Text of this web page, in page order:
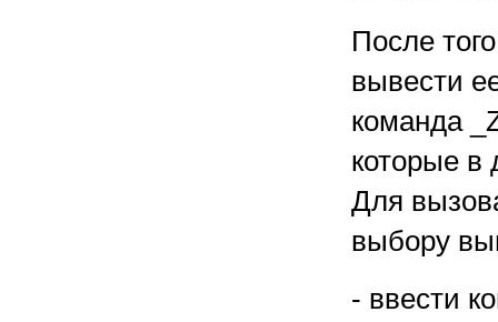
После
вывести
команда
которые в
Для
выбору
- ввести